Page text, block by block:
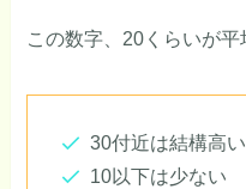
この数字、20くらいが平
30付近は結構高い
10以下は少ない